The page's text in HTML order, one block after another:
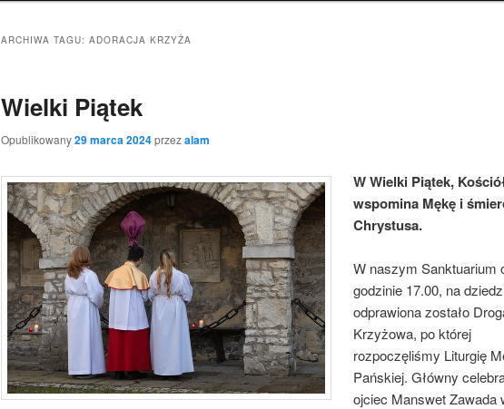
ARCHIWA TAGU: ADORACJA KRZYŻA
Wielki Piątek
Opublikowany29 marca 2024przezalam
W Wielki Piątek,
wspomina Mękę i
Chrystusa.
W naszym Sanktuarium
godzinie 17.00, na
odprawiona zostało
Krzyżowa, po której
rozpoczęliśmy Liturgię
Pańskiej. Główny
ojciec Manswet Zawada